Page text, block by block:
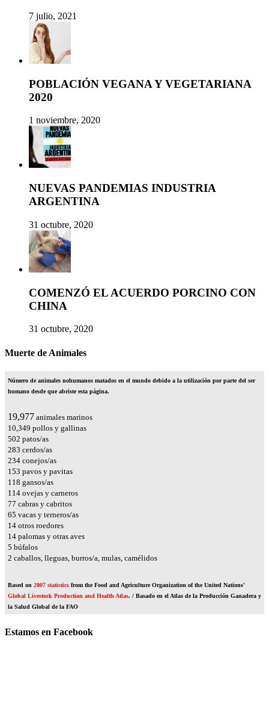
7 julio, 2021
POBLACIÓN VEGANA Y VEGETARIANA
2020
1 noviembre, 2020
NUEVAS PANDEMIAS INDUSTRIA
ARGENTINA
31 octubre, 2020
COMENZÓ EL ACUERDO PORCINO CON
CHINA
31 octubre, 2020
Muerte de Animales
Número de animales nohumanos matados en el mundo debido a la utilización por parte del ser
humano desde que abriste esta página.
23,545 animales marinos
12,197 pollos y gallinas
592 patos/as
334 cerdos/as
275 conejos/as
181 pavos y pavitas
139 gansos/as
135 ovejas y carneros
90 cabras y cabritos
76 vacas y terneros/as
17 otros roedores
16 palomas y otras aves
6 búfalos
2 caballos, lleguas, burros/a, mulas, camélidos
Based on 2007 statistics from the Food and Agriculture Organization of the United Nations'
Global Livestock Production and Health Atlas. / Basado en el Atlas de la Producción Ganadera y
la Salud Global de la FAO
Estamos en Facebook